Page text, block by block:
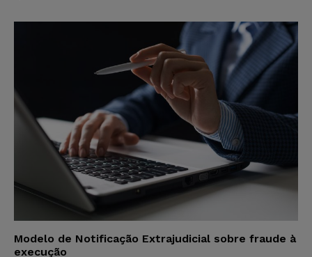
Modelo de Notificação Extrajudicial sobre fraude à
execução